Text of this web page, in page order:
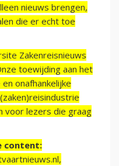
nieuws brengen,
die er echt toe
Zakenreisnieuws
toewijding aan het
onafhankelijke
voor lezers die graag
content: